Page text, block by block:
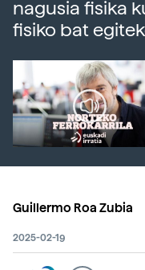
nagusia fisika
fisiko bat
Guillermo Roa Zubia
2025-02-19